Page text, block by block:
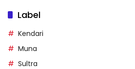
Label
Kendari
Muna
Sultra